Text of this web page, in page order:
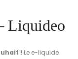
LIQUIDEO
Liquideo
! Le e-liquide